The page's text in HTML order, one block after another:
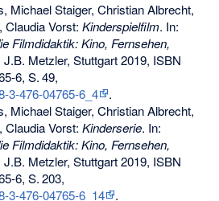
Michael Staiger, Christian Albrecht,
Claudia Vorst:Kinderspielfilm. In:
Filmdidaktik: Kino, Fernsehen,
J.B. Metzler, Stuttgart 2019, ISBN
6,S.49,
3-476-04765-6_4
.
Michael Staiger, Christian Albrecht,
Claudia Vorst:Kinderserie. In:
Filmdidaktik: Kino, Fernsehen,
J.B. Metzler, Stuttgart 2019, ISBN
6,S.203,
3-476-04765-6_14
.